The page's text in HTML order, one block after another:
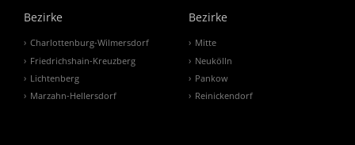
Bezirke
Charlottenburg-Wilmersdorf
Friedrichshain-Kreuzberg
Lichtenberg
Marzahn-Hellersdorf
Bezirke
Mitte
Neukölln
Pankow
Reinickendorf